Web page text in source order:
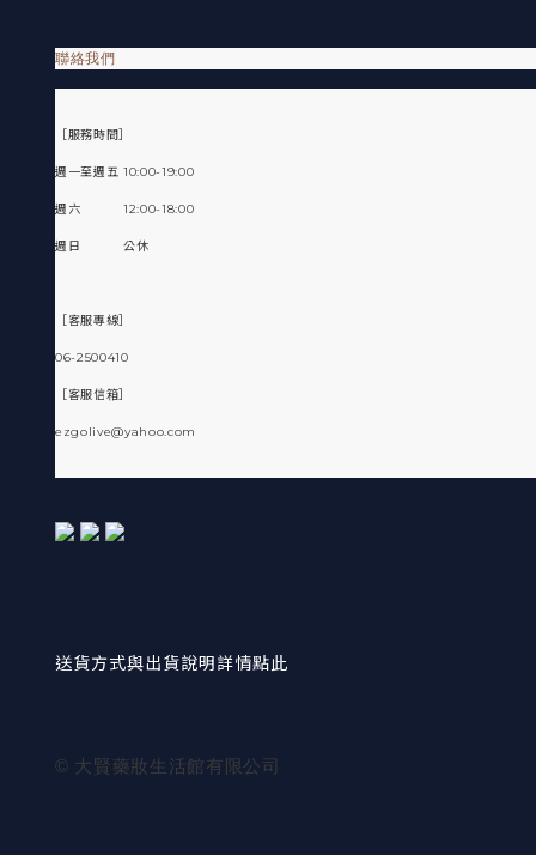
聯絡我們
［服務時間］
週一至週五 10:00-19:00
週六 12:00-18:00
週日 公休
［客服專線］
06-2500410
［客服信箱］
ezgolive@yahoo.com
送貨方式與出貨說明詳情點此
© 大賢藥妝生活館有限公司